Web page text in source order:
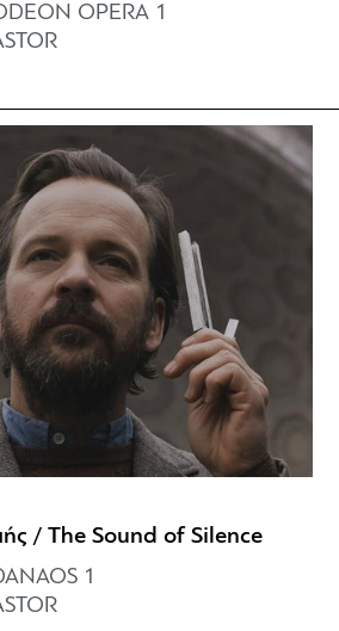
OPERA 1
/ The Sound of Silence
1